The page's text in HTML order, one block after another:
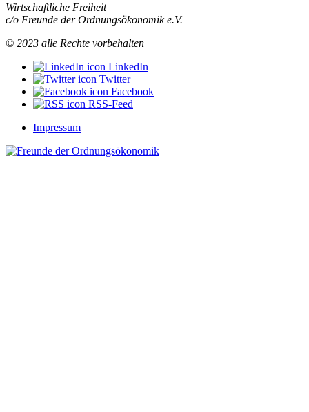
Euro-
Probleme?“
Wirtschaftliche Freiheit
c/o Freunde der Ordnungsökonomik e.V.
© 2023 alle Rechte vorbehalten
LinkedIn
Twitter
Facebook
RSS-Feed
Impressum